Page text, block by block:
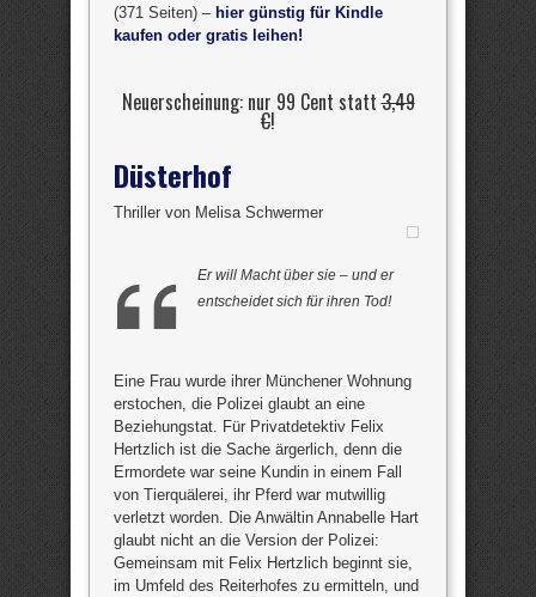
(371 Seiten) – hier günstig für Kindle
kaufen oder gratis leihen!
Neuerscheinung: nur 99 Cent statt3,49
€!
Düsterhof
Thriller von Melisa Schwermer
Er will Macht über sie – und er
entscheidet sich für ihren Tod!
Eine Frau wurde ihrer Münchener Wohnung
erstochen, die Polizei glaubt an eine
Beziehungstat. Für Privatdetektiv Felix
Hertzlich ist die Sache ärgerlich, denn die
Ermordete war seine Kundin in einem Fall
von Tierquälerei, ihr Pferd war mutwillig
verletzt worden. Die Anwältin Annabelle Hart
glaubt nicht an die Version der Polizei:
Gemeinsam mit Felix Hertzlich beginnt sie,
im Umfeld des Reiterhofes zu ermitteln, und